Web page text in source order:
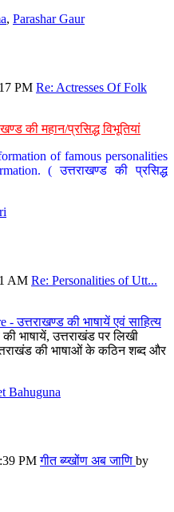
, Parashar Gaur
PM Re: Actresses Of Folk
की महान/प्रसिद्ध विभूतियां
of famous personalities
( उत्तराखण्ड की प्रसिद्ध
AM Re: Personalities of Utt...
उत्तराखण्ड की भाषायें एवं साहित्य
भाषायें, उत्तराखंड पर लिखी
की भाषाओं के कठिन शब्द और
Bahuguna
PMगीत ब्य्खोंण अब जाणि by